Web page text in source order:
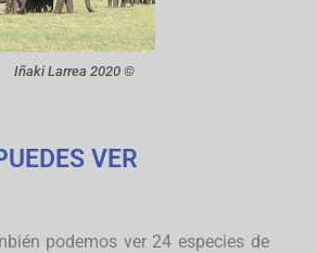
Iñaki Larrea 2020 ©
VER
podemos ver 24 especies de